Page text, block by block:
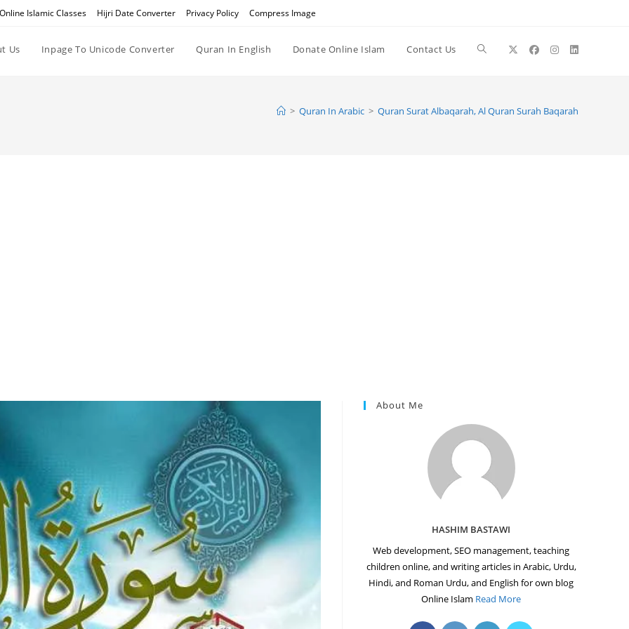
Online Islamic Classes Hijri Date Converter Privacy Policy Compress Image
Us Inpage To Unicode Converter Quran In English Donate Online Islam Contact Us Toggle
> Quran In Arabic > Quran Surat Albaqarah, Al Quran Surah Baqarah
About Me
HASHIM BASTAWI
Web development, SEO management, teaching
children online, and writing articles in Arabic, Urdu,
Hindi, and Roman Urdu, and English for own blog
Online Islam Read More